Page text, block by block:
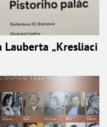
„Kresliaci